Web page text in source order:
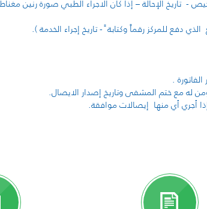
- تاريخ الإحالة – إذا كان الاجراء الطبي صورة رنين